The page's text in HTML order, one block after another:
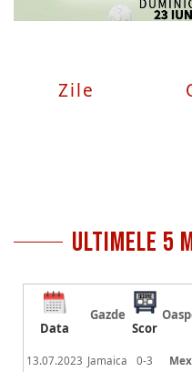
Zile
ultimele 5
Data
Gazde
Scor
13.07.2023 Jamaica 0-3